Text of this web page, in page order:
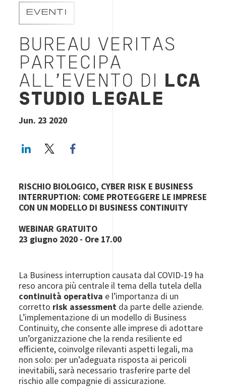
EVENTI
BUREAU VERITAS
PARTECIPA
ALL'EVENTO DI
LCA
STUDIO LEGALE
Jun. 23 2020
LinkedInTwitter
RISCHIO BIOLOGICO, CYBER RISK E BUSINESS
INTERRUPTION: COME PROTEGGERE LE IMPRESE
CON UN MODELLO DI BUSINESS CONTINUITY
WEBINAR GRATUITO
23 giugno 2020 - Ore 17.00
La Business interruption causata dal COVID-19 ha
reso ancora più centrale il tema della tutela della
continuità operativa e l’importanza di un
corretto risk assessment da parte delle aziende.
L’implementazione di un modello di Business
Continuity, che consente alle imprese di adottare
un’organizzazione che la renda resiliente ed
efficiente, coinvolge rilevanti aspetti legali, ma
non solo: per un’adeguata risposta ai pericoli
inevitabili, sarà necessario trasferire parte del
rischio alle compagnie di assicurazione.